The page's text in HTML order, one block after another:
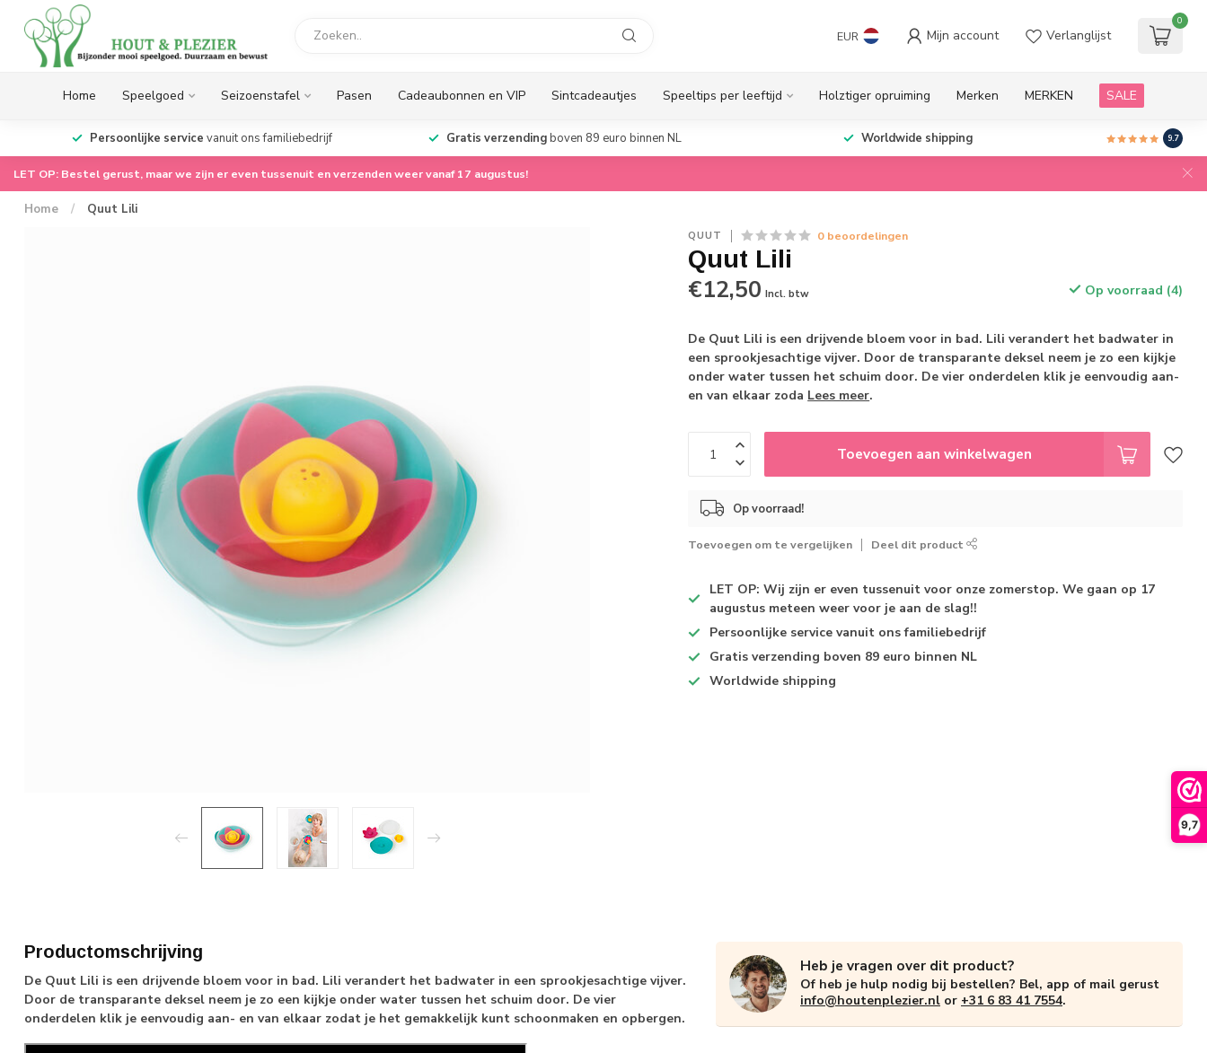
9,7
EUR Mijn account Verlanglijst
0
Home Speelgoed Seizoenstafel Pasen Cadeaubonnen en VIP Sintcadeautjes Speeltips per leeftijd Holztiger opruiming Merken MERKEN SALE
Persoonlijke service vanuit ons familiebedrijf Gratis verzendingboven 89 euro binnen NL Worldwide shipping 9.7
LET OP: Bestel gerust, maar we zijn er even tussenuit en verzenden weer vanaf 17 augustus!
Home / Quut Lili
QUUT 0 beoordelingen
Quut Lili
€12,50 Incl. btw Op voorraad (4)
De Quut Lili is een drijvende bloem voor in bad. Lili verandert het badwater in
een sprookjesachtige vijver. Door de transparante deksel neem je zo een kijkje
onder water tussen het schuim door. De vier onderdelen klik je eenvoudig aan-
en van elkaar zoda Lees meer.
Toevoegen aan winkelwagen
Op voorraad!
Toevoegen om te vergelijken Deel dit product
LET OP: Wij zijn er even tussenuit voor onze zomerstop. We gaan op 17
augustus meteen weer voor je aan de slag!!
Persoonlijke service vanuit ons familiebedrijf
Gratis verzending boven 89 euro binnen NL
Worldwide shipping
Productomschrijving
De Quut Lili is een drijvende bloem voor in bad. Lili verandert het badwater in een sprookjesachtige vijver.
Door de transparante deksel neem je zo een kijkje onder water tussen het schuim door. De vier
onderdelen klik je eenvoudig aan- en van elkaar zodat je het gemakkelijk kunt schoonmaken en opbergen.
Heb je vragen over dit product?
Of heb je hulp nodig bij bestellen? Bel, app of mail gerust
info@houtenplezier.nl or +31 6 83 41 7554.